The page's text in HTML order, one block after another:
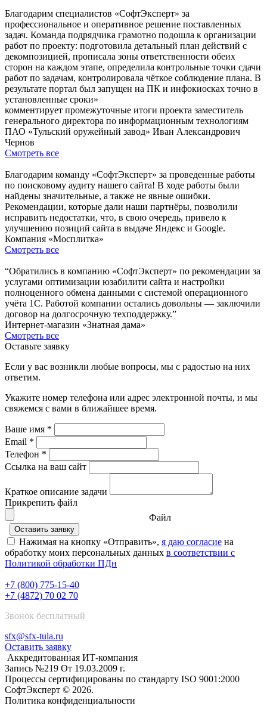
Благодарим специалистов «СофтЭксперт» за
профессиональное и оперативное решение поставленных
задач. Команда подрядчика грамотно подошла к организации
работ по проекту: подготовила детальный план действий с
декомпозицией, прописала зоны ответственности обеих
сторон на каждом этапе, определила контрольные точки сдачи
работ по задачам, контролировала чёткое соблюдение плана. В
результате портал был запущен на ПК и инфокиосках точно в
установленные сроки»
комментирует промежуточные итоги проекта заместитель
генерального директора по информационным технологиям
ПАО «Тульский оружейный завод» Иван Александрович
Чернов
Смотреть все
Благодарим команду «СофтЭксперт» за проведенные работы
по поисковому аудиту нашего сайта! В ходе работы были
найдены значительные, а также не явные ошибки.
Рекомендации, которые дали наши партнёры, позволили
исправить недостатки, что, в свою очередь, привело к
улучшению позиций сайта в выдаче Яндекс и Google.
Компания «Мосплитка»
Смотреть все
“Обратились в компанию «СофтЭксперт» по рекомендации за
услугами оптимизации юзабилити сайта и настройки
полноценного обмена данными с системой операционного
учёта 1С. Работой компании остались довольны — заключили
договор на долгосрочную техподдержку.”
Интернет-магазин «Знатная дама»
Смотреть все
Оставьте заявку
Если у вас возникли любые вопросы, мы с радостью на них
ответим.
Укажите номер телефона или адрес электронной почты, и мы
свяжемся с вами в ближайшее время.
Ваше имя *
Email *
Телефон *
Ссылка на ваш сайт
Краткое описание задачи
Прикрепить файл
Файл
Нажимая на кнопку «Отправить», я даю согласие на
обработку моих персональных данных в соответствии с
Политикой обработки ПДн
+7 (800) 775-15-40
+7 (4872) 70 02 70
Звонок бесплатный
sfx@sfx-tula.ru
Оставить заявку
Аккредитованная ИТ-компания
Запись №219 От 19.03.2009 г.
Процессы сертифицированы по стандарту ISO 9001:2000
СофтЭксперт © 2026.
Политика конфиденциальности